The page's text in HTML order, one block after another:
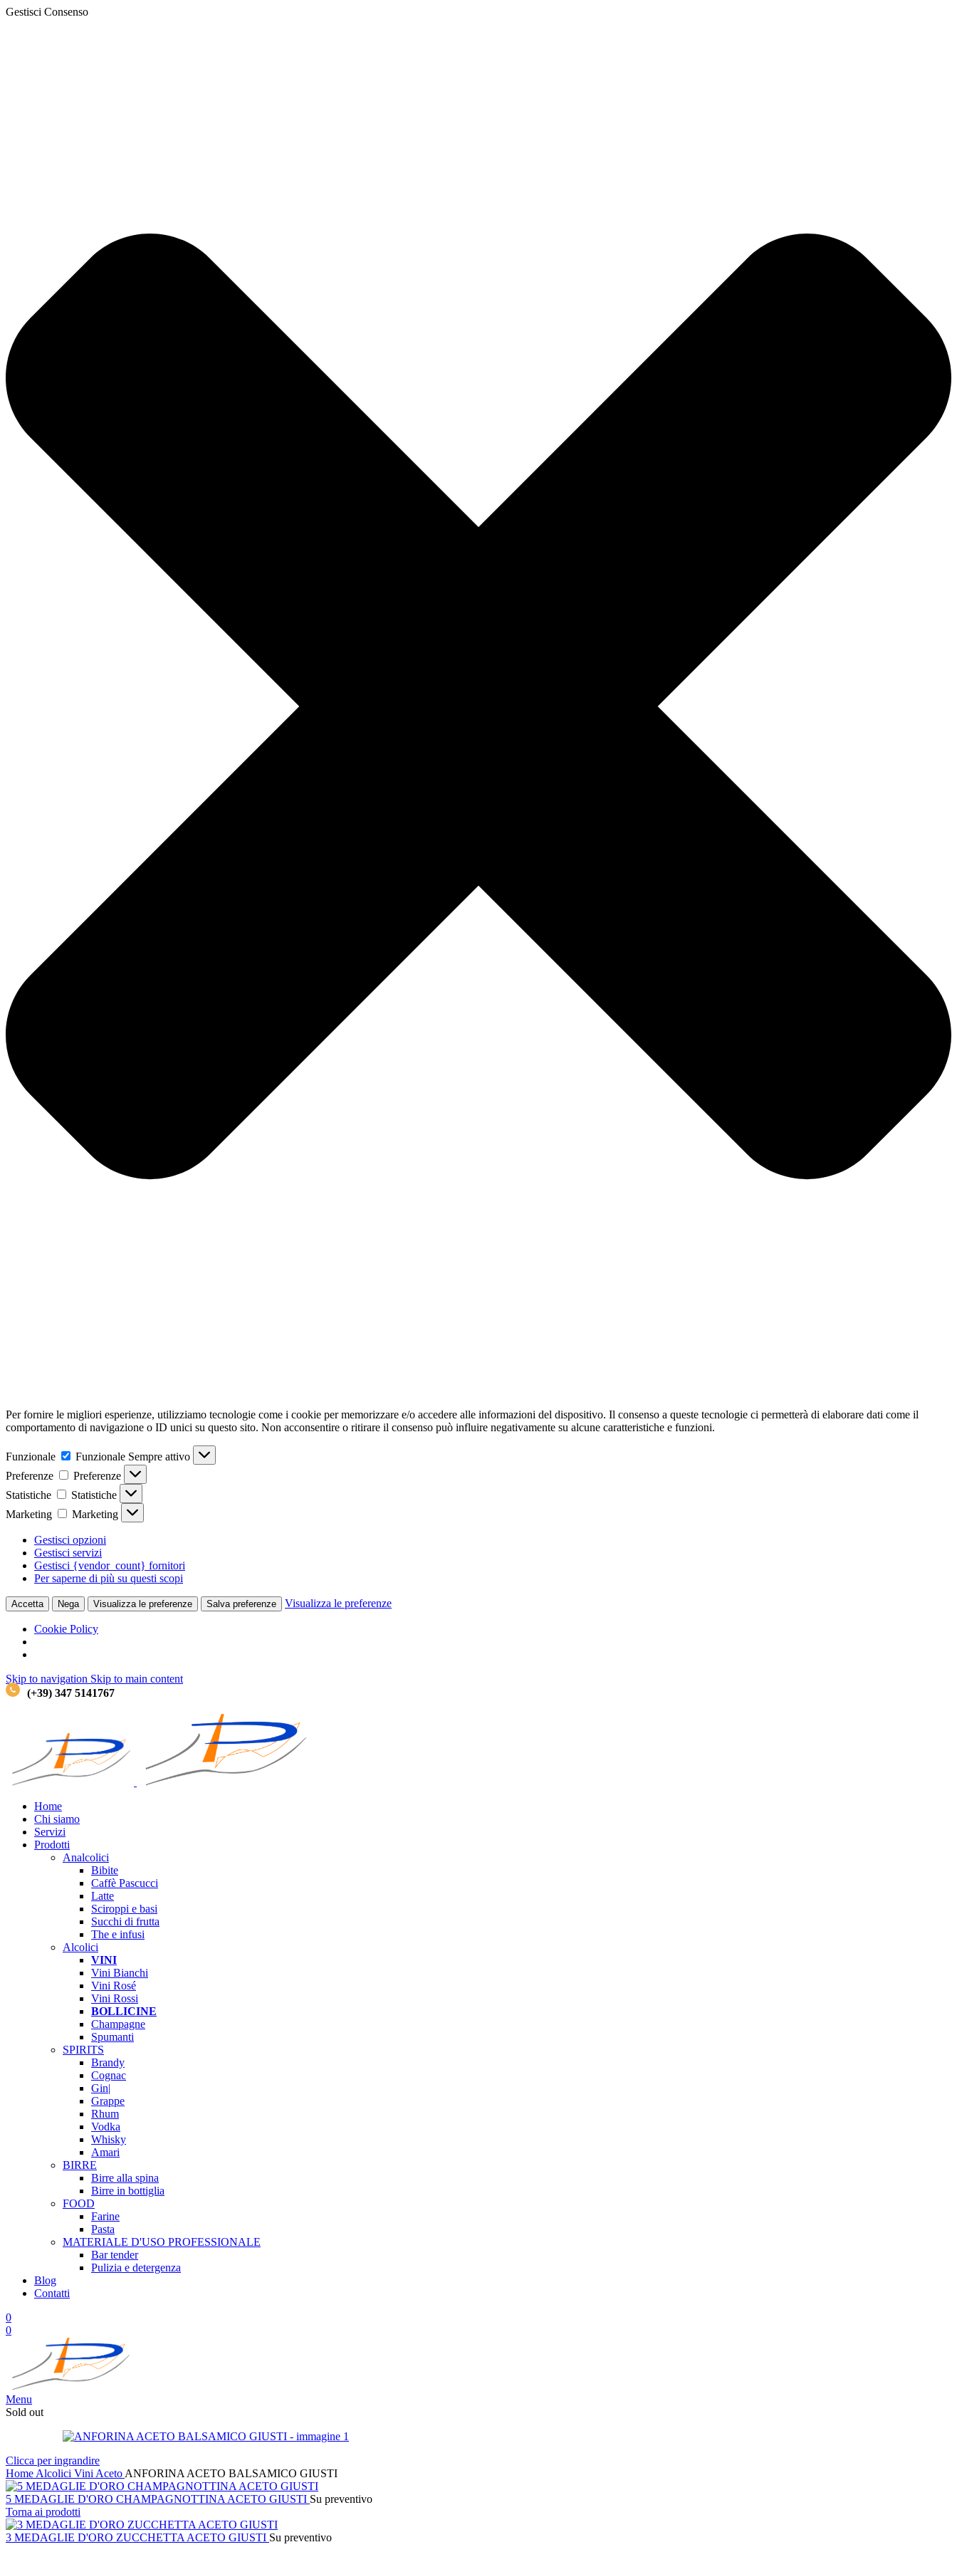
Gestisci Consenso
Per fornire le migliori esperienze, utilizziamo tecnologie come i cookie per memorizzare e/o accedere alle informazioni del dispositivo. Il consenso a queste tecnologie ci permetterà di elaborare dati come il
comportamento di navigazione o ID unici su questo sito. Non acconsentire o ritirare il consenso può influire negativamente su alcune caratteristiche e funzioni.
Funzionale Funzionale Sempre attivo
Preferenze
Preferenze
Statistiche
Statistiche
Marketing
Marketing
Gestisci opzioni
Gestisci servizi
Gestisci {vendor_count} fornitori
Per saperne di più su questi scopi
Accetta Nega Visualizza le preferenze Salva preferenze Visualizza le preferenze
Cookie Policy
Skip to navigation Skip to main content
(+39) 347 5141767
Home
Chi siamo
Servizi
Prodotti
Analcolici
Bibite
Caffè Pascucci
Latte
Sciroppi e basi
Succhi di frutta
The e infusi
Alcolici
VINI
Vini Bianchi
Vini Rosé
Vini Rossi
BOLLICINE
Champagne
Spumanti
SPIRITS
Brandy
Cognac
Gin|
Grappe
Rhum
Vodka
Whisky
Amari
BIRRE
Birre alla spina
Birre in bottiglia
FOOD
Farine
Pasta
MATERIALE D'USO PROFESSIONALE
Bar tender
Pulizia e detergenza
Blog
Contatti
0
0
Menu
Sold out
Clicca per ingrandire
Home Alcolici Vini Aceto ANFORINA ACETO BALSAMICO GIUSTI
5 MEDAGLIE D'ORO CHAMPAGNOTTINA ACETO GIUSTI Su preventivo
Torna ai prodotti
3 MEDAGLIE D'ORO ZUCCHETTA ACETO GIUSTI Su preventivo